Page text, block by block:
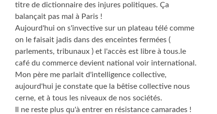
titre de dictionnaire des injures politiques. Ça
balançait pas mal à Paris !
Aujourd'hui on s'invective sur un plateau télé comme
on le faisait jadis dans des enceintes fermées (
parlements, tribunaux ) et l'accès est libre à tous.le
café du commerce devient national voir international.
Mon père me parlait d'intelligence collective,
aujourd'hui je constate que la bêtise collective nous
cerne, et à tous les niveaux de nos sociétés.
Il ne reste plus qu'à entrer en résistance camarades !